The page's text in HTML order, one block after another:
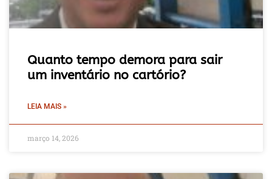
Quanto tempo demora para sair
um inventário no cartório?
LEIA MAIS »
março 14, 2026